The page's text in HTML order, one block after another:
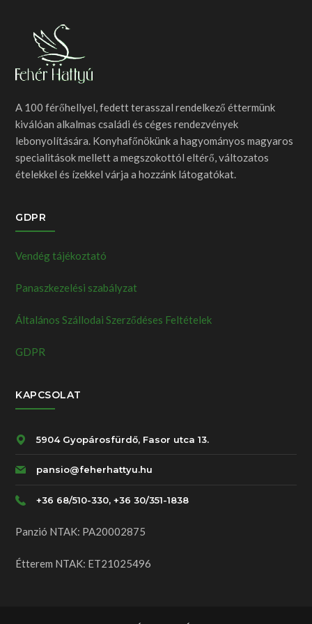
A 100 férőhellyel, fedett terasszal rendelkező éttermünk
kiválóan alkalmas családi és céges rendezvények
lebonyolítására. Konyhafőnökünk a hagyományos magyaros
specialitások mellett a megszokottól eltérő, változatos
ételekkel és ízekkel várja a hozzánk látogatókat.
GDPR
Vendég tájékoztató
Panaszkezelési szabályzat
Általános Szállodai Szerződéses Feltételek
GDPR
KAPCSOLAT
5904 Gyopárosfürdő, Fasor utca 13.
pansio@feherhattyu.hu
+36 68/510-330, +36 30/351-1838
Panzió NTAK: PA20002875
Étterem NTAK: ET21025496